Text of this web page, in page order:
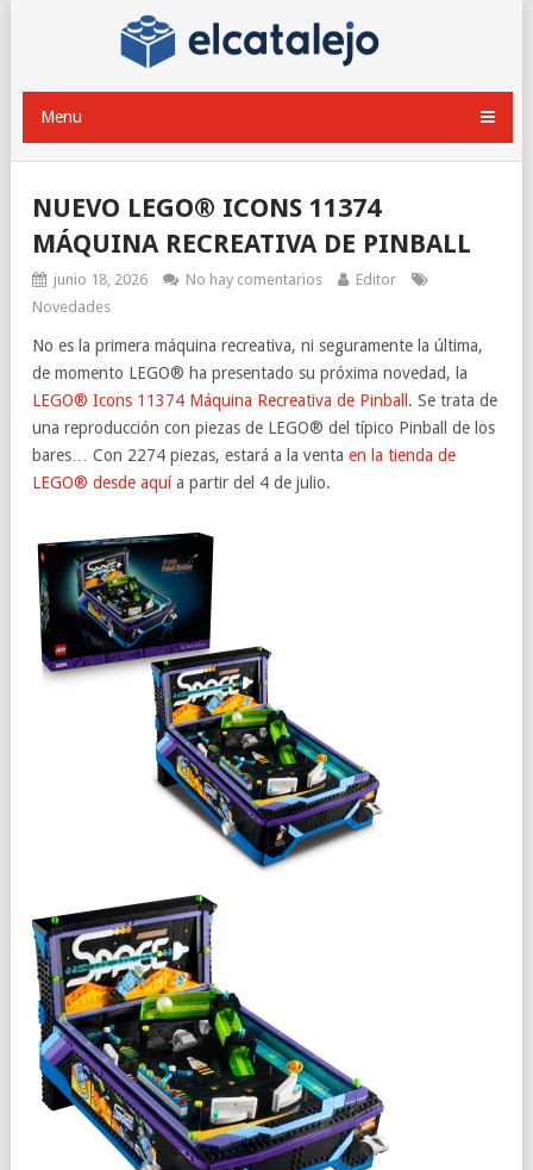
Menu
NUEVO LEGO® ICONS 11374
MÁQUINA RECREATIVA DE PINBALL
junio 18, 2026 No hay comentarios
Editor
Novedades
No es la primera máquina recreativa, ni seguramente la última,
de momento LEGO® ha presentado su próxima novedad, la
LEGO® Icons 11374 Máquina Recreativa de Pinball . Se trata de
una reproducción con piezas de LEGO® del típico Pinball de los
bares… Con 2274 piezas, estará a la venta en la tienda de
LEGO® desde aquía partir del 4 de julio.